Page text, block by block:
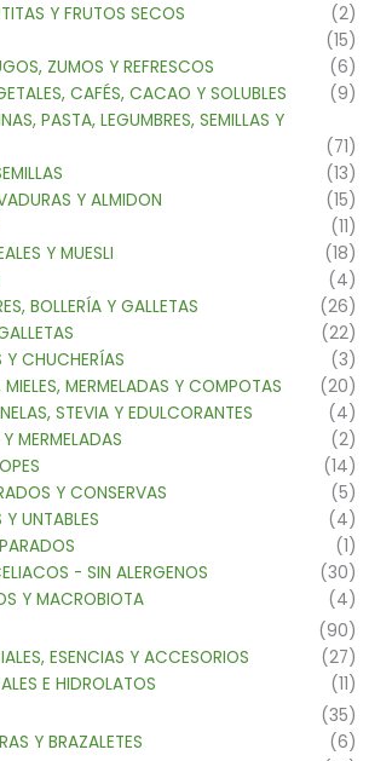
Y FRUTOS SECOS
(2)
(15)
ZUMOS Y REFRESCOS
(6)
CAFÉS, CACAO Y SOLUBLES
(9)
PASTA, LEGUMBRES, SEMILLAS Y
(71)
(13)
Y ALMIDON
(15)
(11)
Y MUESLI
(18)
(4)
BOLLERÍA Y GALLETAS
(26)
(22)
Y CHUCHERÍAS
(3)
MIELES, MERMELADAS Y COMPOTAS
(20)
STEVIA Y EDULCORANTES
(4)
MERMELADAS
(2)
(14)
Y CONSERVAS
(5)
UNTABLES
(4)
(1)
- SIN ALERGENOS
(30)
Y MACROBIOTA
(4)
(90)
ESENCIAS Y ACCESORIOS
(27)
E HIDROLATOS
(11)
(35)
Y BRAZALETES
(6)